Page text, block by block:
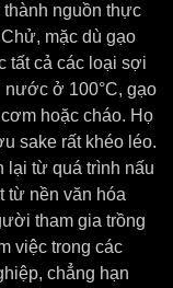
nguồn thực
mặc dù gạo
tất cả các loại sợi
nước ở 100°C, gạo
hoặc cháo. Họ
sake rất khéo léo.
lại từ quá trình nấu
từ nền văn hóa
tham gia trồng
việc trong các
chẳng hạn